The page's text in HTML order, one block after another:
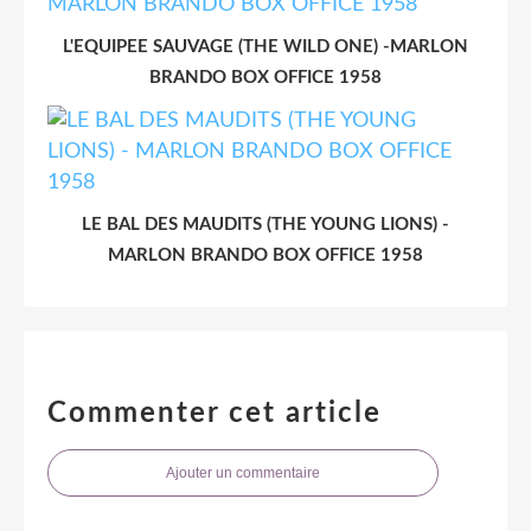
L'EQUIPEE SAUVAGE (THE WILD ONE) -MARLON
BRANDO BOX OFFICE 1958
LE BAL DES MAUDITS (THE YOUNG LIONS) -
MARLON BRANDO BOX OFFICE 1958
Commenter cet article
Ajouter un commentaire